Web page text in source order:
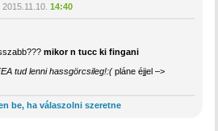
2015.11.10. 14:40
mikor n tucc ki fingani
tud lenni hassgörcsileg!:(pláne éjjel –>
be, ha válaszolni szeretne